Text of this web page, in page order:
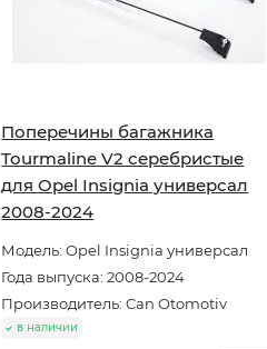
Поперечины багажника
Tourmaline V2 серебристые
для Opel Insignia универсал
2008-2024
Модель: Opel Insignia универсал
Года выпуска: 2008-2024
Производитель: Can Otomotiv
в наличии